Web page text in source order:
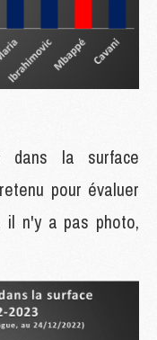
dans la surface
pour évaluer
il n'y a pas photo,